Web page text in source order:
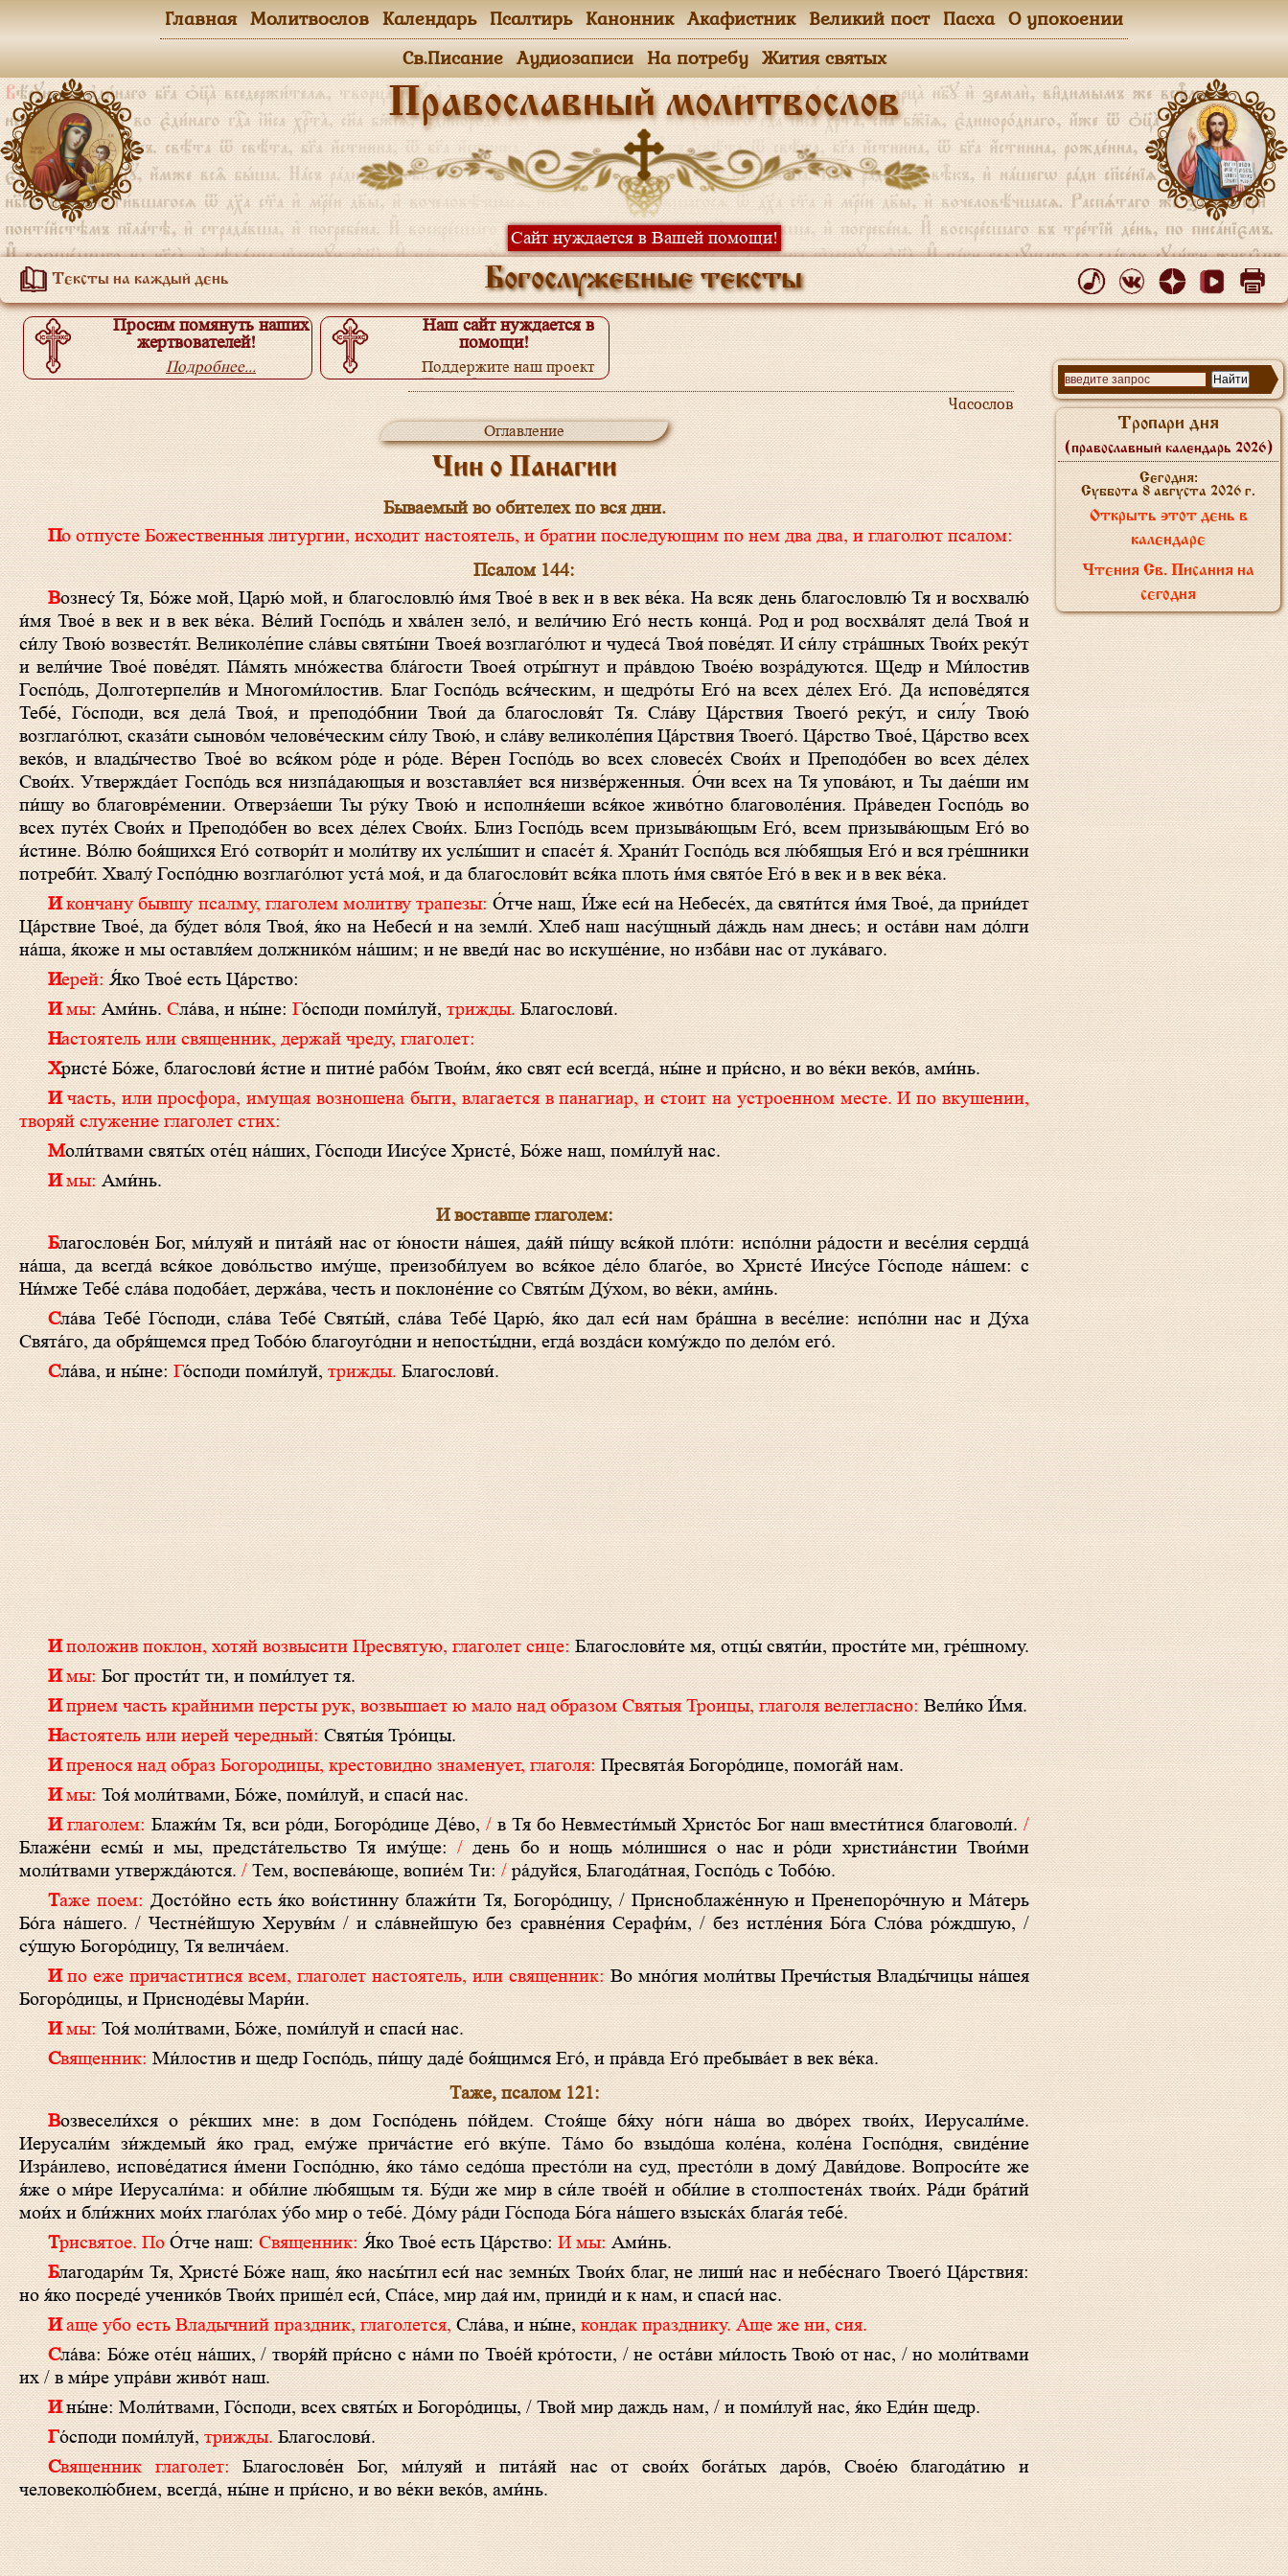
Православный молитвослов
Сайт нуждается в Вашей помощи!
Тексты на каждый день Богослужебные тексты
Главная Молитвослов Календарь Псалтирь Канонник Акафистник Великий пост Пасха О упокоении
Св.Писание Аудиозаписи На потребу Жития святых
Просим помянуть наших
жертвователей!
Подробнее...
Наш сайт нуждается в
помощи!
Поддержите наш проект
Подробнее...
Часослов
Оглавление
Чин о Панагии
Бываемый во обителех по вся дни.
По отпусте Божественныя литургии, исходит настоятель, и братии последующим по нем два два, и глаголют псалом:
Псалом 144:
Вознесу́ Тя, Бо́же мой, Царю́ мой, и благословлю́ и́мя Твое́ в век и в век ве́ка. На всяк день благословлю́ Тя и восхвалю́
и́мя Твое́ в век и в век ве́ка. Ве́лий Госпо́дь и хва́лен зело́, и вели́чию Его́ несть конца́. Род и род восхва́лят дела́ Твоя́ и
си́лу Твою́ возвестя́т. Великоле́пие сла́вы святы́ни Твоея́ возглаго́лют и чудеса́ Твоя́ пове́дят. И си́лу стра́шных Твои́х реку́т
и вели́чие Твое́ пове́дят. Па́мять мно́жества бла́гости Твоея́ отры́гнут и пра́вдою Твое́ю возра́дуются. Щедр и Ми́лостив
Госпо́дь, Долготерпели́в и Многоми́лостив. Благ Госпо́дь вся́ческим, и щедро́ты Его́ на всех де́лех Его́. Да испове́дятся
Тебе́, Го́споди, вся дела́ Твоя́, и преподо́бнии Твои́ да благословя́т Тя. Сла́ву Ца́рствия Твоего́ реку́т, и сил́у Твою́
возглаго́лют, сказа́ти сыново́м челове́ческим си́лу Твою́, и сла́ву великоле́пия Ца́рствия Твоего́. Ца́рство Твое́, Ца́рство всех
веко́в, и влады́чество Твое́ во вся́ком ро́де и ро́де. Ве́рен Госпо́дь во всех словесе́х Свои́х и Преподо́бен во всех де́лех
Свои́х. Утвержда́ет Госпо́дь вся низпа́дающыя и возставля́ет вся низве́рженныя. О́чи всех на Тя упова́ют, и Ты дае́ши им
пи́щу во благовре́мении. Отверза́еши Ты ру́ку Твою́ и исполня́еши вся́кое живо́тно благоволе́ния. Пра́веден Госпо́дь во
всех путе́х Свои́х и Преподо́бен во всех де́лех Свои́х. Близ Госпо́дь всем призыва́ющым Его́, всем призыва́ющым Его́ во
и́стине. Во́лю боя́щихся Его́ сотвори́т и моли́тву их услы́шит и спасе́т я́. Храни́т Госпо́дь вся лю́бящыя Его́ и вся гре́шники
потреби́т. Хвалу́ Госпо́дню возглаго́лют уста́ моя́, и да благослови́т вся́ка плоть и́мя свято́е Его́ в век и в век ве́ка.
И кончану бывшу псалму, глаголем молитву трапезы:О́тче наш, И́же еси́ на Небесе́х, да святи́тся и́мя Твое́, да прии́дет
Ца́рствие Твое́, да бу́дет во́ля Твоя́, я́ко на Небеси́ и на земли́. Хлеб наш насу́щный да́ждь нам днесь; и оста́ви нам до́лги
на́ша, я́коже и мы оставля́ем должнико́м на́шим; и не введи́ нас во искуше́ние, но изба́ви нас от лука́ваго.
Иерей:Я́ко Твое́ есть Ца́рство:
И мы:Ами́нь.Сла́ва, и ны́не:Го́споди поми́луй,трижды.Благослови́.
Настоятель или священник, держай чреду, глаголет:
Христе́ Бо́же, благослови́ я́стие и питие́ рабо́м Твои́м, я́ко свят еси́ всегда́, ны́не и при́сно, и во ве́ки веко́в, ами́нь.
И часть, или просфора, имущая возношена быти, влагается в панагиар, и стоит на устроенном месте. И по вкушении,
творяй служение глаголет стих:
Моли́твами святы́х оте́ц на́ших, Го́споди Иису́се Христе́, Бо́же наш, поми́луй нас.
И мы:Ами́нь.
И воставше глаголем:
Благослове́н Бог, ми́луяй и пита́яй нас от ю́ности на́шея, дая́й пи́щу вся́кой пло́ти: испо́лни ра́дости и весе́лия сердца́
на́ша, да всегда́ вся́кое дово́льство иму́ще, преизоби́луем во вся́кое де́ло благо́е, во Христе́ Иису́се Го́споде на́шем: с
Ни́мже Тебе́ сла́ва подоба́ет, держа́ва, честь и поклоне́ние со Святы́м Ду́хом, во ве́ки, ами́нь.
Сла́ва Тебе́ Го́споди, сла́ва Тебе́ Святы́й, сла́ва Тебе́ Царю́, я́ко дал еси́ нам бра́шна в весе́лие: испо́лни нас и Ду́ха
Свята́го, да обря́щемся пред Тобо́ю благоуго́дни и непосты́дни, егда́ возда́си кому́ждо по дело́м его́.
Сла́ва, и ны́не:Го́споди поми́луй,трижды.Благослови́.
И положив поклон, хотяй возвысити Пресвятую, глаголет сице: Благослови́те мя, отцы́ святи́и, прости́те ми, гре́шному.
И мы:Бог прости́т ти, и поми́лует тя.
И прием часть крайними персты рук, возвышает ю мало над образом Святыя Троицы, глаголя велегласно:Вели́ко И́мя.
Настоятель или иерей чередный:Святы́я Тро́ицы.
И пренося над образ Богородицы, крестовидно знаменует, глаголя:Пресвята́я Богоро́дице, помога́й нам.
И мы:Тоя́ моли́твами, Бо́же, поми́луй, и спаси́ нас.
И глаголем:Блажи́м Тя, вси ро́ди, Богоро́дице Де́во,/ в Тя бо Невмести́мый Христо́с Бог наш вмести́тися благоволи́. /
Блаже́ни есмы́ и мы, предста́тельство Тя иму́ще:/день бо и нощь мо́лишися о нас и ро́ди христиа́нстии Твои́ми
моли́твами утвержда́ются./Тем, воспева́юще, вопие́м Ти:/ра́дуйся, Благода́тная, Госпо́дь с Тобо́ю.
Таже поем:Досто́йно есть я́ко вои́стинну блажи́ти Тя, Богоро́дицу, / Присноблаже́нную и Пренепоро́чную и Ма́терь
Бо́га на́шего. / Честне́йшую Херуви́м / и сла́внейшую без сравне́ния Серафи́м, / без истле́ния Бо́га Сло́ва ро́ждшую, /
су́щую Богоро́дицу, Тя велича́ем.
И по еже причаститися всем, глаголет настоятель, или священник:Во мно́гия моли́твы Пречи́стыя Влады́чицы на́шея
Богоро́дицы, и Присноде́вы Мари́и.
И мы:Тоя́ моли́твами, Бо́же, поми́луй и спаси́ нас.
Священник: Ми́лостив и щедр Госпо́дь, пи́щу даде́ боя́щимся Его́, и пра́вда Его́ пребыва́ет в век ве́ка.
Таже, псалом 121:
Возвесели́хся о ре́кших мне: в дом Госпо́день по́йдем. Стоя́ще бя́ху но́ги на́ша во дво́рех твои́х, Иерусали́ме.
Иерусали́м зи́ждемый я́ко град, eму́же прича́стие eго́ вку́пе. Та́мо бо взыдо́ша коле́на, коле́на Госпо́дня, свиде́ние
Изра́илево, испове́датися и́мени Госпо́дню, я́ко та́мо седо́ша престо́ли на суд, престо́ли в дому́ Дави́дове. Вопроси́те же
я́же о ми́ре Иерусали́ма: и оби́лие лю́бящым тя. Бу́ди же мир в си́ле твое́й и оби́лие в столпостена́х твои́х. Ра́ди бра́тий
мои́х и бли́жних мои́х глаго́лах у́бо мир о тебе́. До́му ра́ди Го́спода Бо́га на́шего взыска́х блага́я тебе́.
Трисвятое. По О́тче наш:Священник:Я́ко Твое́ есть Ца́рство:И мы:Ами́нь.
Благодари́м Тя, Христе́ Бо́же наш, я́ко насы́тил еси́ нас земны́х Твои́х благ, не лиши́ нас и небе́снаго Твоего́ Ца́рствия:
но я́ко посреде́ ученико́в Твои́х прише́л еси́, Спа́се, мир дая́ им, прииди́ и к нам, и спаси́ нас.
И аще убо есть Владычний праздник, глаголется,Сла́ва, и ны́не,кондак празднику. Аще же ни, сия.
Сла́ва: Бо́же оте́ц на́ших, / творя́й при́сно с на́ми по Твое́й кро́тости, / не оста́ви ми́лость Твою́ от нас, / но моли́твами
их / в ми́ре упра́ви живо́т наш.
И ны́не: Моли́твами, Го́споди, всех святы́х и Богоро́дицы, / Твой мир даждь нам, / и поми́луй нас, я́ко Еди́н щедр.
Го́споди поми́луй,трижды.Благослови́.
Священник глаголет:Благослове́н Бог, ми́луяй и пита́яй нас от свои́х бога́тых даро́в, Свое́ю благода́тию и
человеколю́бием, всегда́, ны́не и при́сно, и во ве́ки веко́в, ами́нь.
Тропари дня
(православный календарь 2026)
Сегодня:
Суббота 8 августа 2026 г.
Открыть этот день в
календаре
Чтения Св. Писания на
сегодня